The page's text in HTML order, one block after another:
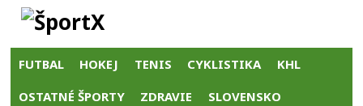
FUTBAL HOKEJ TENIS CYKLISTIKA KHL
OSTATNÉ ŠPORTY ZDRAVIE SLOVENSKO